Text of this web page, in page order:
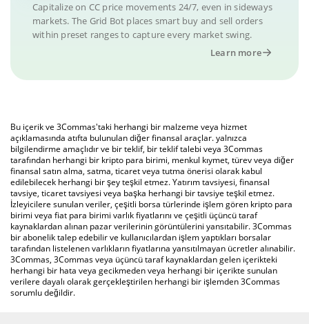
Capitalize on CC price movements 24/7, even in sideways
markets. The Grid Bot places smart buy and sell orders
within preset ranges to capture every market swing.
Learn more
Bu içerik ve 3Commas'taki herhangi bir malzeme veya hizmet
açıklamasında atıfta bulunulan diğer finansal araçlar. yalnızca
bilgilendirme amaçlıdır ve bir teklif, bir teklif talebi veya 3Commas
tarafından herhangi bir kripto para birimi, menkul kıymet, türev veya diğer
finansal satın alma, satma, ticaret veya tutma önerisi olarak kabul
edilebilecek herhangi bir şey teşkil etmez. Yatırım tavsiyesi, finansal
tavsiye, ticaret tavsiyesi veya başka herhangi bir tavsiye teşkil etmez.
İzleyicilere sunulan veriler, çeşitli borsa türlerinde işlem gören kripto para
birimi veya fiat para birimi varlık fiyatlarını ve çeşitli üçüncü taraf
kaynaklardan alınan pazar verilerinin görüntülerini yansıtabilir. 3Commas
bir abonelik talep edebilir ve kullanıcılardan işlem yaptıkları borsalar
tarafından listelenen varlıkların fiyatlarına yansıtılmayan ücretler alınabilir.
3Commas, 3Commas veya üçüncü taraf kaynaklardan gelen içerikteki
herhangi bir hata veya gecikmeden veya herhangi bir içerikte sunulan
verilere dayalı olarak gerçekleştirilen herhangi bir işlemden 3Commas
sorumlu değildir.